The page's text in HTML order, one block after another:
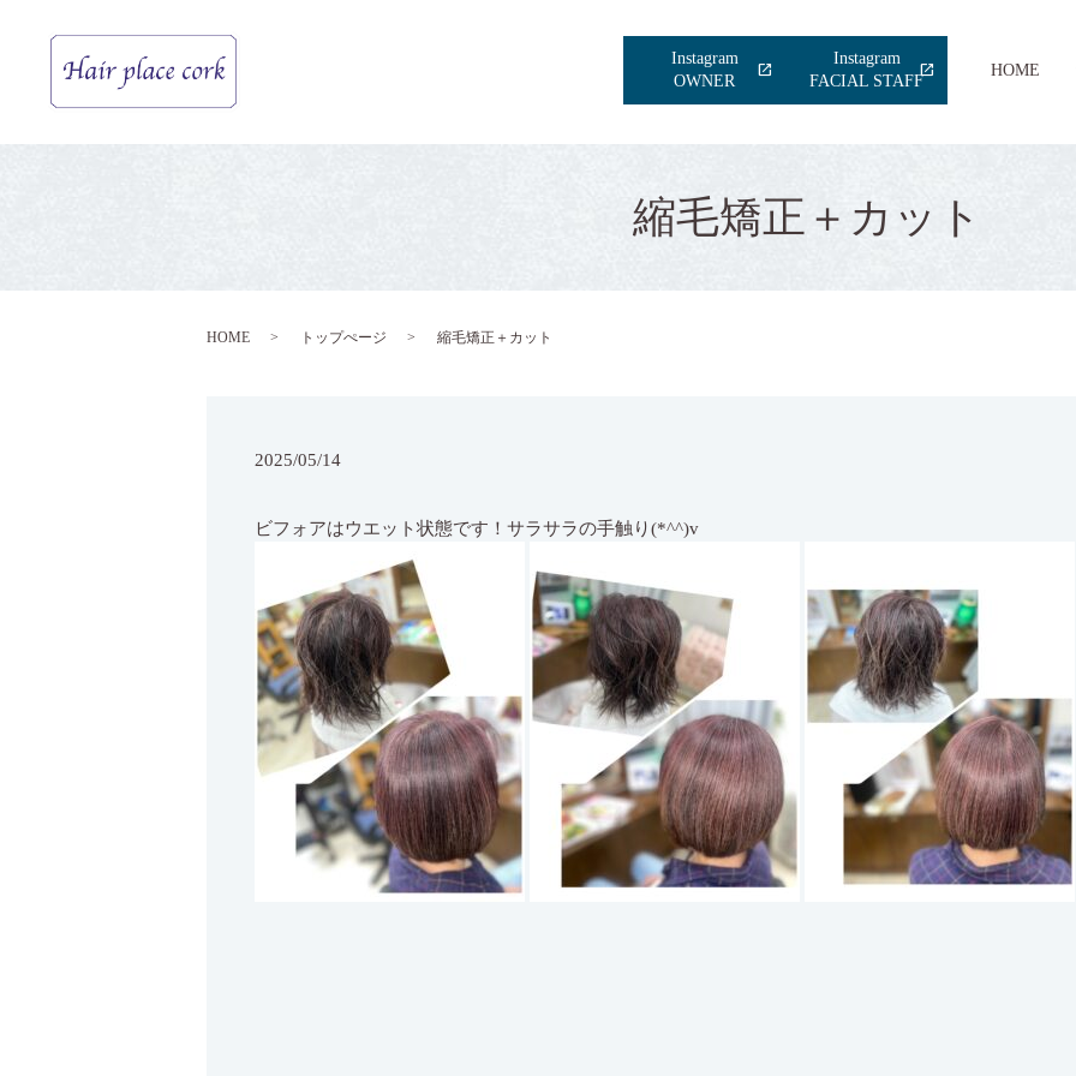
Instagram
OWNER
Instagram
FACIAL STAFF
HOME
縮毛矯正＋カット
HOME トップぺージ 縮毛矯正＋カット
2025/05/14
ビフォアはウエット状態です！サラサラの手触り(*^^)v